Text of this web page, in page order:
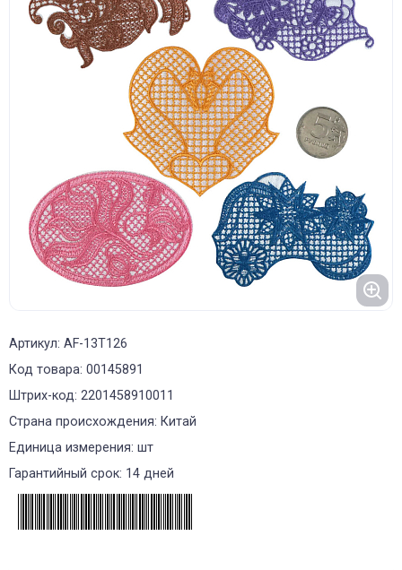
Артикул: AF-13T126
Код товара: 00145891
Штрих-код: 2201458910011
Страна происхождения: Китай
Единица измерения: шт
Гарантийный срок: 14 дней